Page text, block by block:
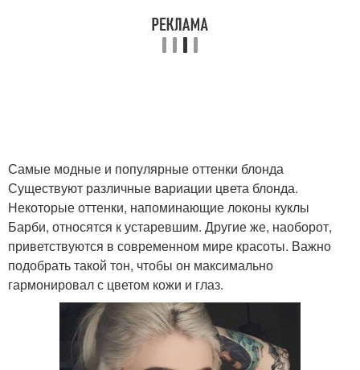
Самые модные и популярные оттенки блонда
Существуют различные вариации цвета блонда.
Некоторые оттенки, напоминающие локоны куклы
Барби, относятся к устаревшим. Другие же, наоборот,
приветствуются в современном мире красоты. Важно
подобрать такой тон, чтобы он максимально
гармонировал с цветом кожи и глаз.